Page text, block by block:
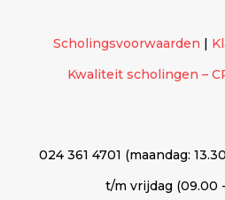
Scholingsvoorwaarden |
Kwaliteit scholingen –
024 361 4701 (maandag:
t/m vrijdag (09.00